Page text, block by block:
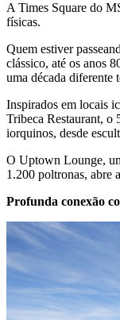
A Times Square do
físicas.
Quem estiver
clássico, até os anos
uma década diferente
Inspirados em locais
Tribeca Restaurant, o
iorquinos, desde
O Uptown Lounge,
1.200 poltronas, abre
Profunda conexão